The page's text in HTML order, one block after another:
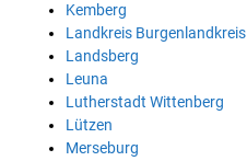
Kemberg
Landkreis Burgenlandkreis
Landsberg
Leuna
Lutherstadt Wittenberg
Lützen
Merseburg